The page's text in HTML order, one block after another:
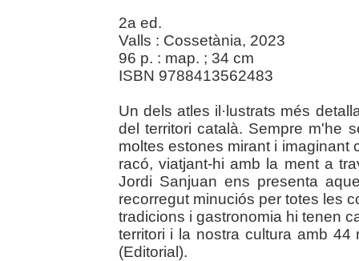
2a ed.
Valls : Cossetània, 2023
96 p. : map. ; 34 cm
ISBN 9788413562483
Un dels atles il·lustrats més
del territori català. Sempre m'he
moltes estones mirant i imaginant
racó, viatjant-hi amb la ment a
Jordi Sanjuan ens presenta
recorregut minuciós per totes les
tradicions i gastronomia hi tenen
territori i la nostra cultura amb 44
(Editorial).